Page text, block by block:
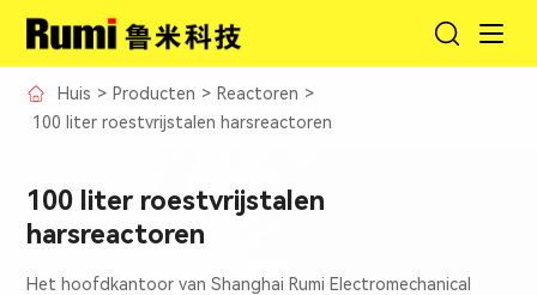
Huis > Producten > Reactoren >
100 liter roestvrijstalen harsreactoren
100 liter roestvrijstalen
harsreactoren
Het hoofdkantoor van Shanghai Rumi Electromechanical